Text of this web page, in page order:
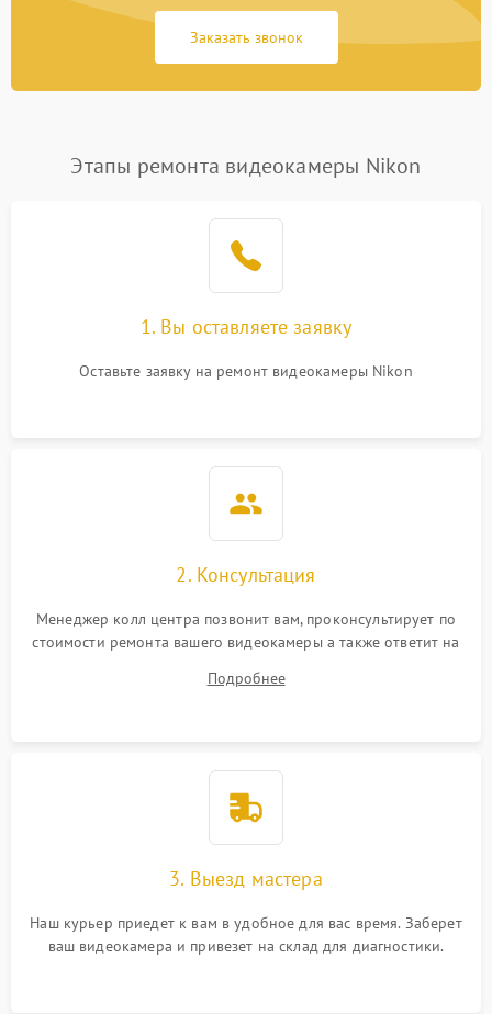
Заказать звонок
Этапы ремонта видеокамеры Nikon
1. Вы оставляете заявку
Оставьте заявку на ремонт видеокамеры Nikon
2. Консультация
Менеджер колл центра позвонит вам, проконсультирует по
стоимости ремонта вашего видеокамеры а также ответит на
Подробнее
3. Выезд мастера
Наш курьер приедет к вам в удобное для вас время. Заберет
ваш видеокамера и привезет на склад для диагностики.